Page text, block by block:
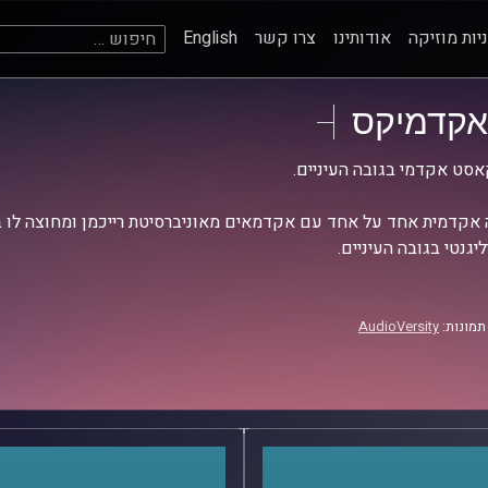
מוזיקה אודותינו צרו קשר English חיפוש:
אקדמיקס
אקדמי בגובה העיניים.
אקדמית אחד על אחד עם אקדמאים מאוניברסיטת רייכמן ומחוצה לו
בגובה העיניים.
AudioVersity